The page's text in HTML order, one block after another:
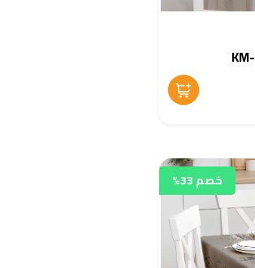
متعدده, متعدد الألوان - KM-
خصم 33%